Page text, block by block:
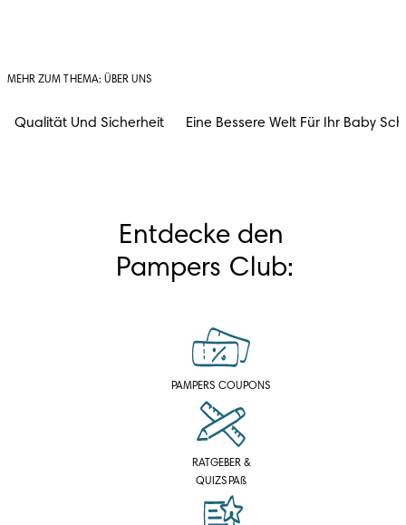
MEHR ZUM THEMA: ÜBER UNS
Qualität Und Sicherheit Eine Bessere Welt Für Ihr Baby
Entdecke den
Pampers Club:
PAMPERS COUPONS
RATGEBER &
QUIZSPAß